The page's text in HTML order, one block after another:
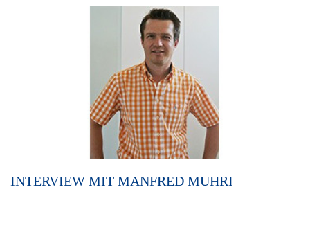
INTERVIEW MIT MANFRED MUHRI